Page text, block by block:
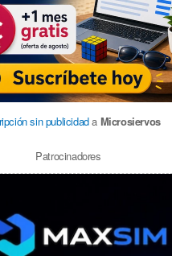
sin publicidada Microsiervos
Patrocinadores